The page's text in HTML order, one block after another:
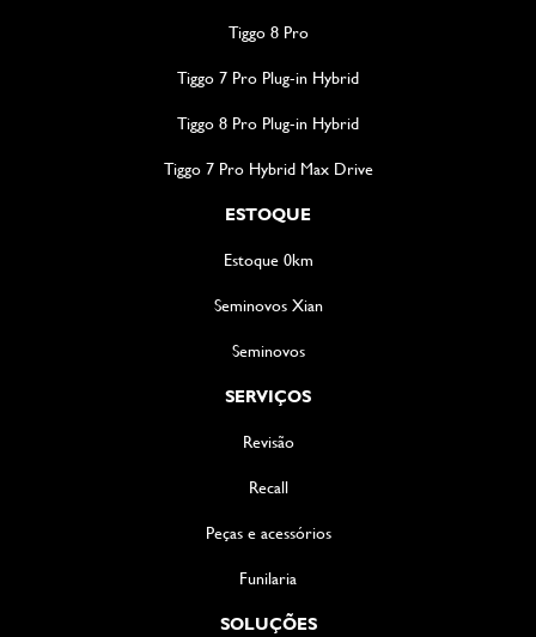
Tiggo 8 Pro
Tiggo 7 Pro Plug-in Hybrid
Tiggo 8 Pro Plug-in Hybrid
Tiggo 7 Pro Hybrid Max Drive
ESTOQUE
Estoque 0km
Seminovos Xian
Seminovos
SERVIÇOS
Revisão
Recall
Peças e acessórios
Funilaria
SOLUÇÕES